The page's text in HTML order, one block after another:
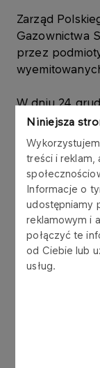
Niniejsza
treści i reklam,
Informacje o
udostępniamy
reklamowym i
połączyć te
od Ciebie lub
usług.
Zarząd
Gazownictwa
przez
W dniu 24
obligacje
Obligacji
roku
Obligacji
dwadzieścia
a) Emisja 200
złotych) z
roku, o